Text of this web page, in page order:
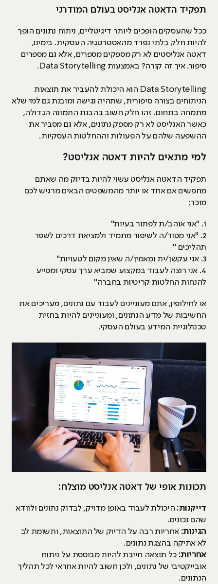
תפקיד הדאטה אנליסט בעולם המודרני
ככל שהעסקים הופכים ליותר דיגיטליים, ניתוח נתונים הופך
להיות חלק בלתי נפרד מהאסטרטגיה העסקית. בימינו,
דאטה אנליסטים לא רק מספקים מספרים, אלא גם מספרים
סיפור. איך זה קורה? באמצעות Data Storytelling.
Data Storytelling הוא היכולת להעביר את תוצאות
הניתוחים בצורה סיפורית, שתהיה נגישה ומובנת גם למי שלא
מתמחה בתחום. זהו חלק חשוב בהבנת התמונה הגדולה,
כאשר האנליסט לא רק מספק נתונים, אלא גם מסביר את
ההשפעה שלהם על הפעולות וההחלטות העסקיות.
למי מתאים להיות דאטה אנליסט?
תפקיד הדאטה אנליסט עשוי להיות בדיוק מה שאתם
מחפשים אם אחד או יותר מהמשפטים הבאים מרגיש לכם
מוכר:
1. "אני אוהב/ת לפתור בעיות"
2. "אני מסור/ה לשיפור מתמיד ולמציאת דרכים לשפר
תהליכים "
3. אני עקשן/ית ומאמין/ה שאין מקום לטעויות"
4. אני רוצה לעבוד במקצוע שמביא ערך עסקי ומסייע
להנחות החלטות קריטיות בחברה"
או לחילופין, אתם מעוניינים לעבוד עם נתונים, מעריכים את
החשיבות של מדע הנתונים, ומעוניינים להיות בחזית
טכנולוגיית המידע בעולם העסקי.
תכונות אופי של דאטה אנליסט מוצלח:
דייקנות: היכולת לעבוד באופן מדויק, לבדוק נתונים ולוודא
שהם נכונים.
הגינות: אחריות רבה על הדיוק של התוצאות, ותשומת לב
לא אתיקה בהצגת נתונים.
אחריות: כל תוצאה חייבת להיות מבוססת על ניתוח
אובייקטיבי של נתונים, ולכן חשוב להיות אחראי לכל תהליך
הנתונים.